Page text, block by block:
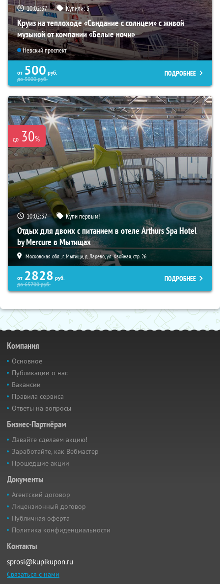
10:02:35 Купили:3
Круиз на теплоходе «Свидание с солнцем» с живой
музыкой от компании «Белые ночи»
Невский проспект
от 500 руб.
до5000руб.
ПОДРОБНЕЕ
до 30%
10:02:35 Купи первым!
Отдых для двоих с питанием в отеле Arthurs Spa Hotel
by Mercure в Мытищах
Московская обл., г. Мытищи, д. Ларево, ул. Хвойная, стр. 26
от 2828 руб.
до65700руб.
ПОДРОБНЕЕ
Компания
Основное
Публикации о нас
Вакансии
Правила сервиса
Ответы на вопросы
Бизнес-Партнёрам
Давайте сделаем акцию!
Заработайте, как Вебмастер
Прошедшие акции
Документы
Агентский договор
Лицензионный договор
Публичная оферта
Политика конфиденциальности
Контакты
sprosi@kupikupon.ru
Связаться с нами